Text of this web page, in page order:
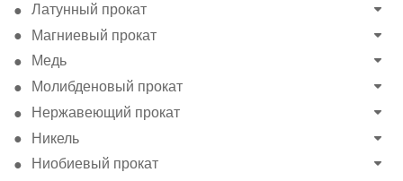
Латунный прокат
Магниевый прокат
Медь
Молибденовый прокат
Нержавеющий прокат
Никель
Ниобиевый прокат